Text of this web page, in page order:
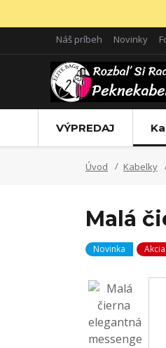
Náš príbeh Novinky
VÝPREDAJ
Úvod Kabelky
Malá
Novinka Akcia